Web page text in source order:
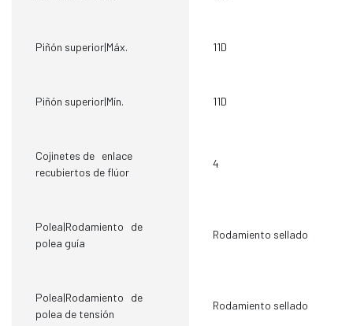
Piñón superior|Máx. 11D
Piñón superior|Mín. 11D
Cojinetes de enlace
recubiertos de flúor
4
Polea|Rodamiento de
polea guía
Rodamiento sellado
Polea|Rodamiento de
polea de tensión
Rodamiento sellado